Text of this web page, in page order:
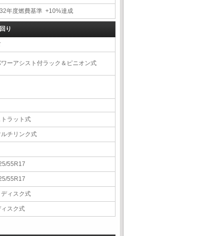
年度燃費基準 +10%達成
り
ーアシスト付ラック＆ピニオン式
ラット式
チリンク式
55R17
55R17
ィスク式
スク式